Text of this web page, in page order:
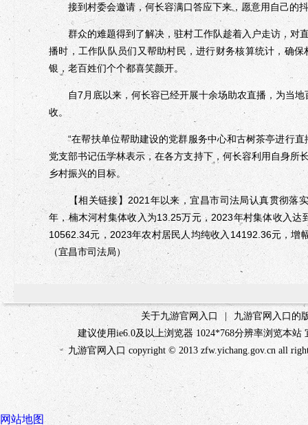
接到村委会邀请，何长容满口答应下来，愿意用自己的
群众的难题得到了解决，驻村工作队趁着入户走访，对直
播时，工作队队员们又帮助村民，进行财务核算统计，确
银，老百姓们个个都喜笑颜开。
自7月底以来，何长容已经开展十余场助农直播，为当地
收。
“在帮扶单位帮助建设的党群服务中心和古树茶亭进行直
党支部书记伍学林表示，在各方支持下，何长容利用自身所
乡村振兴的目标。
【相关链接】2021年以来，宜昌市司法局认真贯彻落
年，楠木河村集体收入为13.25万元，2023年村集体收入
10562.34元，2023年农村居民人均纯收入14192.36元，
（宜昌市司法局）
关于九游官网入口
九游官网入口的
建议使用ie6.0及以上浏览器 1024*768分辨率浏览本
九游官网入口 copyright © 2013 zfw.yichang.gov.cn all
网站地图